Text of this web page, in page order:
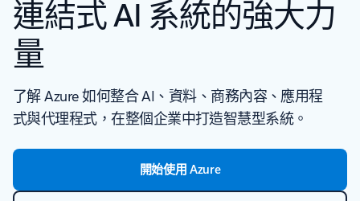
連結式 AI 系統的強大力
量
了解 Azure 如何整合 AI、資料、商務內容、應用程
式與代理程式，在整個企業中打造智慧型系統。
開始使用 Azure